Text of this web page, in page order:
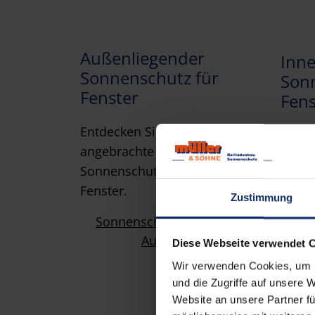
Zustimmung
Diese Webseite verwendet
Wir verwenden Cookies,
und die Zugriffe auf unsere
Website an unsere Partner
Außenliegender
Sonnenschutz für
Fenster
Entdecken Sie außen
angebrachte
Sonnenschutzprodukte für Ihr
Fenster.
Sonnenschutz Fenster
Außen
für